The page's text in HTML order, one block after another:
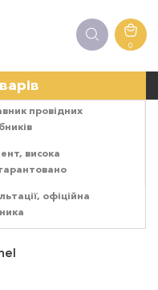
0
провідних
висока
гарантовано
офіційна